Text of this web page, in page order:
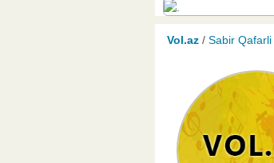
Vol.az / Sabir Qafarli